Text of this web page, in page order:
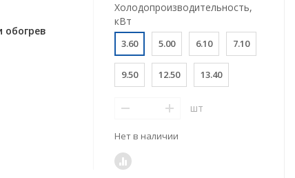
обогрев
Холодопроизводительность,
кВт
3.60 5.00 6.10 7.10
9.50 12.50 13.40
шт
Нет в наличии